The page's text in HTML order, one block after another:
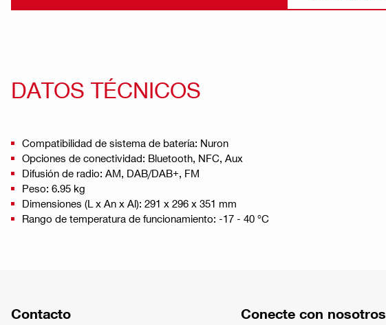
DATOS TÉCNICOS
Compatibilidad de sistema de batería: Nuron
Opciones de conectividad: Bluetooth, NFC, Aux
Difusión de radio: AM, DAB/DAB+, FM
Peso: 6.95 kg
Dimensiones (L x An x Al): 291 x 296 x 351 mm
Rango de temperatura de funcionamiento: -17 - 40 °C
Contacto Conecte con nosotros